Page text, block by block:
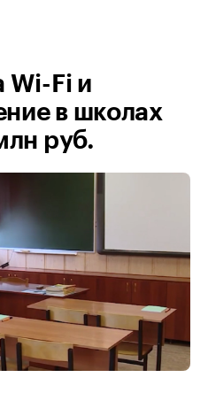
Wi-Fi и
в школах
руб.